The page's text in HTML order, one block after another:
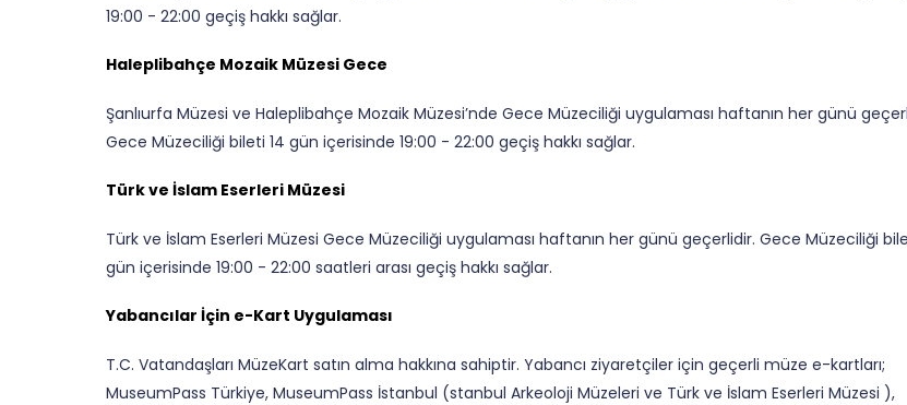
19:00 - 22:00 geçiş hakkı sağlar.
Haleplibahçe Mozaik Müzesi Gece
Şanlıurfa Müzesi ve Haleplibahçe Mozaik Müzesi’nde Gece Müzeciliği uygulaması haftanın her günü
Gece Müzeciliği bileti 14 gün içerisinde 19:00 - 22:00 geçiş hakkı sağlar.
Türk ve İslam Eserleri Müzesi
Türk ve İslam Eserleri Müzesi Gece Müzeciliği uygulaması haftanın her günü geçerlidir. Gece Müzeciliği
gün içerisinde 19:00 - 22:00 saatleri arası geçiş hakkı sağlar.
Yabancılar İçin e-Kart Uygulaması
T.C. Vatandaşları MüzeKart satın alma hakkına sahiptir. Yabancı ziyaretçiler için geçerli müze e-kartları;
MuseumPass Türkiye, MuseumPass İstanbul (stanbul Arkeoloji Müzeleri ve Türk ve İslam Eserleri Müzesi ),